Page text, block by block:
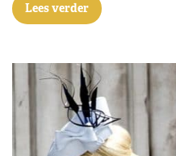
Lees verder